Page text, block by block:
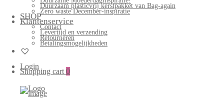
Duurzaam plasticvrij kerstpakket van Bag-again
Zero waste December-inspiratie
SHOP
Klantenservice
Contact
Levertijd en verzending
Retourneren
Betalingsmogelijkheden
Login
Shopping cart 0